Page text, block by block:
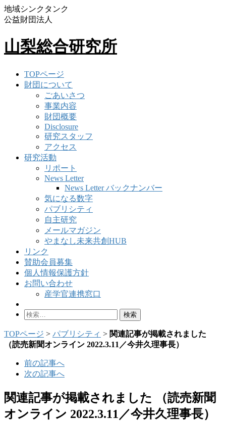
地域シンクタンク
公益財団法人
山梨総合研究所
TOPページ
財団について
ごあいさつ
事業内容
財団概要
Disclosure
研究スタッフ
アクセス
研究活動
リポート
News Letter
News Letter バックナンバー
気になる数字
パブリシティ
自主研究
メールマガジン
やまなし未来共創HUB
リンク
賛助会員募集
個人情報保護方針
お問い合わせ
産学官連携窓口
検
TOPページ > パブリシティ > 関連記事が掲載されました
（読売新聞オンライン 2022.3.11／今井久理事長）
前の記事へ
次の記事へ
関連記事が掲載されました （読売新聞
オンライン 2022.3.11／今井久理事長）